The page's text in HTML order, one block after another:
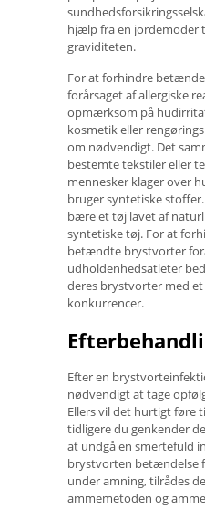
hjælp fra en jordemoder
graviditeten.
For at forhindre
forårsaget af allergiske
opmærksom på
kosmetik eller
om nødvendigt. Det
bestemte tekstiler eller
mennesker klager over
bruger syntetiske
bære et tøj lavet af
syntetiske tøj. For at
betændte brystvorter
udholdenhedsatleter
deres brystvorter med
konkurrencer.
Efter en
nødvendigt at tage
Ellers vil det hurtigt føre
tidligere du genkender
at undgå en smertefuld
brystvorten betændelse
under amning, tilrådes
ammemetoden og